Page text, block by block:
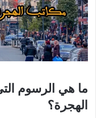
ما هي الرسوم
الهجرة؟